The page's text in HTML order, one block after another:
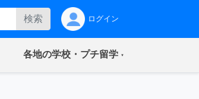
検索 ログイン
各地の学校・プチ留学(current)